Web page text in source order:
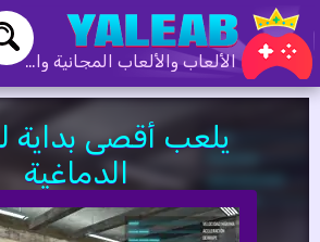
الألعاب والألعاب المجانية والألعاب عبر الإنترنت
يلعب أقصى بداية
الدماغية